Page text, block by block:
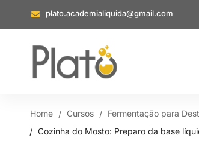
plato.academialiquida@gmail.com
Home Cursos Fermentação para
Cozinha do Mosto: Preparo da base